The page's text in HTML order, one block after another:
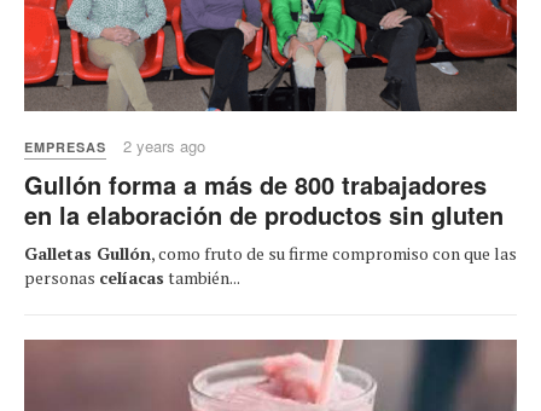
EMPRESAS 2 years ago
Gullón forma a más de 800 trabajadores
en la elaboración de productos sin gluten
Galletas Gullón, como fruto de su firme compromiso con que las
personas celíacas también...